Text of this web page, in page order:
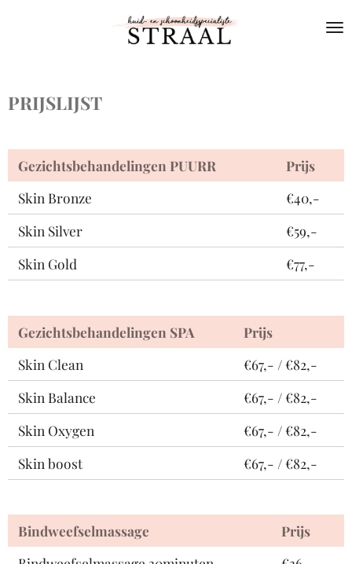
hoofdinhoud
PRIJSLIJST
Gezichtsbehandelingen PUURR
Prijs
Skin Bronze
€40,-
Skin Silver
€59,-
Skin Gold
€77,-
Gezichtsbehandelingen SPA
Prijs
Skin Clean
€67,- / €82,-
Skin Balance
€67,- / €82,-
Skin Oxygen
€67,- / €82,-
Skin boost
€67,- / €82,-
Bindweefselmassage
Prijs